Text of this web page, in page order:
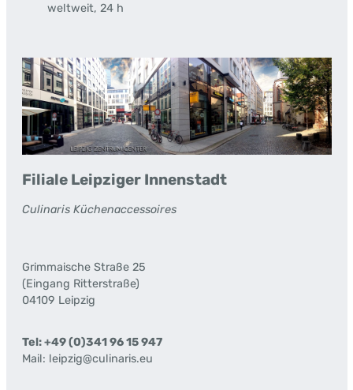
weltweit, 24 h
Filiale Leipziger Innenstadt
Culinaris Küchenaccessoires
Grimmaische Straße 25
(Eingang Ritterstraße)
04109 Leipzig
Tel: +49 (0)341 96 15 947
Mail: leipzig@culinaris.eu